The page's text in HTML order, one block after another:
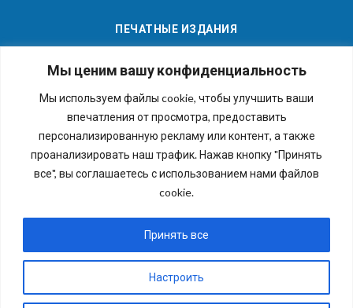
Мы ценим вашу конфиденциальность
Мы используем файлы cookie, чтобы улучшить ваши
впечатления от просмотра, предоставить
персонализированную рекламу или контент, а также
проанализировать наш трафик. Нажав кнопку "Принять
все", вы соглашаетесь с использованием нами файлов
cookie.
Настроить
Принять все
ПЕЧАТНЫЕ ИЗДАНИЯ
Последние номера наших газет
Copyright © 2026 Внутригородское муниципальное
образование города федерального значения Санкт-
Петербурга муниципальный округ №54. Все права
защищены.